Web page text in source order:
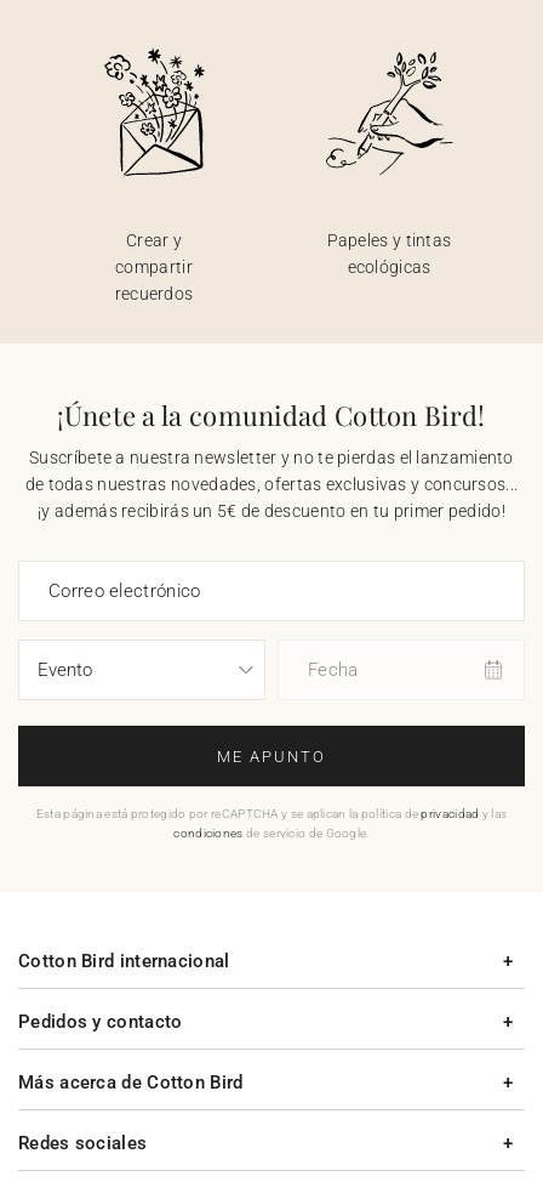
Crear y
compartir
recuerdos
Papeles y tintas
ecológicas
¡Únete a la comunidad Cotton Bird!
Suscríbete a nuestra newsletter y no te pierdas el lanzamiento
de todas nuestras novedades, ofertas exclusivas y concursos...
¡y además recibirás un 5€ de descuento en tu primer pedido!
Correo electrónico
Fecha
ME APUNTO
Esta página está protegido por reCAPTCHA y se aplican la política deprivacidad y las
condiciones de servicio de Google.
Pedidos y contacto
Más acerca de Cotton Bird
Cotton Bird internacional
Redes sociales